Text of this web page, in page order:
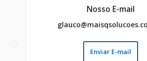
Nosso E-mail
Enviar E-mail